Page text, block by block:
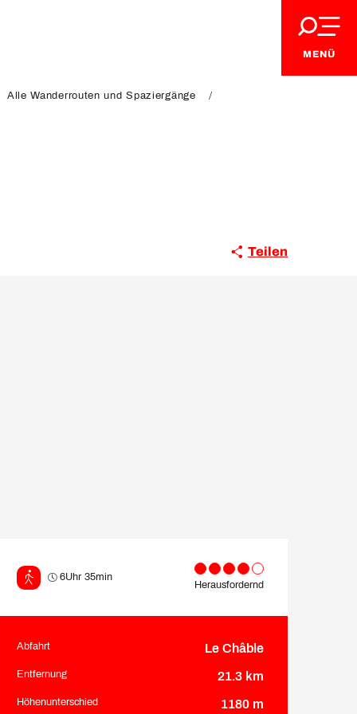
MENÜ
Alle Wanderrouten und Spaziergänge
Teilen
6Uhr 35min
Herausfordernd
Praktische
Abfahrt Le Châble
Entfernung 21.3 km
Höhenunterschied 1180 m